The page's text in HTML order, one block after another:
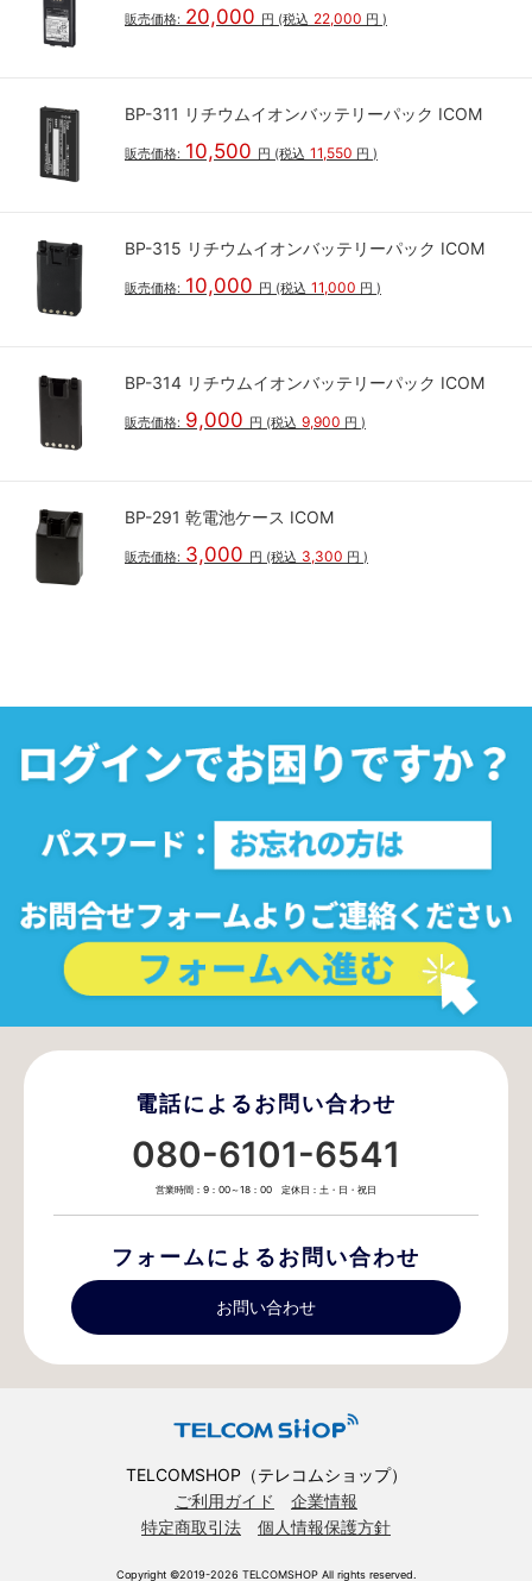
販売価格: 20,000 円 (税込 22,000 円 )
BP-311 リチウムイオンバッテリーパック ICOM
販売価格: 10,500 円 (税込 11,550 円 )
BP-315 リチウムイオンバッテリーパック ICOM
販売価格: 10,000 円 (税込 11,000 円 )
BP-314 リチウムイオンバッテリーパック ICOM
販売価格: 9,000 円 (税込 9,900 円 )
BP-291 乾電池ケース ICOM
販売価格: 3,000 円 (税込 3,300 円 )
電話によるお問い合わせ
080-6101-6541
営業時間：9：00～18：00 定休日：土・日・祝日
フォームによるお問い合わせ
お問い合わせ
TELCOMSHOP（テレコムショップ）
ご利用ガイド
企業情報
特定商取引法
個人情報保護方針
Copyright ©2019-2026 TELCOMSHOP All rights reserved.